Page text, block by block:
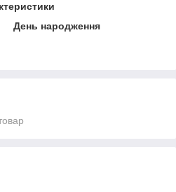
День народження